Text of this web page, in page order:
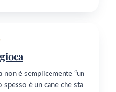
non è semplicemente “un
spesso è un cane che sta